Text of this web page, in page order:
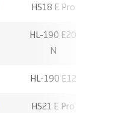
HS18 E Pro
HL-190 E20
N
HL-190 E12
HS21 E Pro